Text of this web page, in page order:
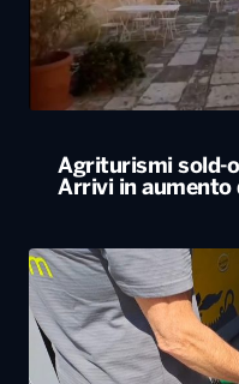
Agriturismi sold-
Arrivi in aumento